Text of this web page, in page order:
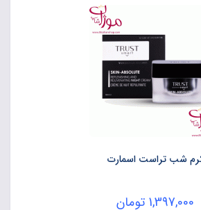
شب تراست اسمارت
1,397,000 تومان